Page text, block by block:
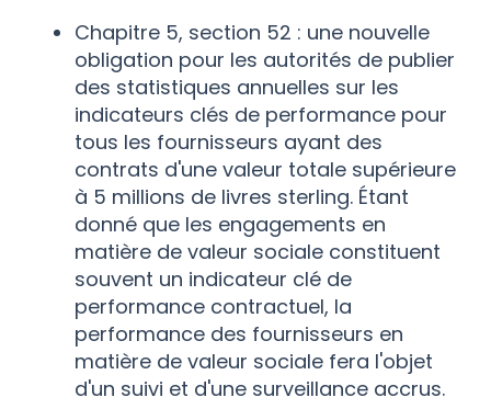
Chapitre 5, section 52 : une nouvelle
obligation pour les autorités de publier
des statistiques annuelles sur les
indicateurs clés de performance pour
tous les fournisseurs ayant des
contrats d'une valeur totale supérieure
à 5 millions de livres sterling. Étant
donné que les engagements en
matière de valeur sociale constituent
souvent un indicateur clé de
performance contractuel, la
performance des fournisseurs en
matière de valeur sociale fera l'objet
d'un suivi et d'une surveillance accrus.